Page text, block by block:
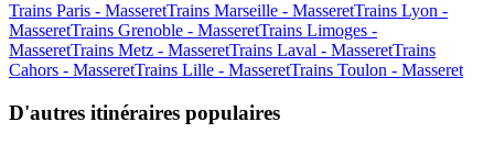
Trains Paris - MasseretTrains Marseille - MasseretTrains Lyon -
MasseretTrains Grenoble - MasseretTrains Limoges -
MasseretTrains Metz - MasseretTrains Laval - MasseretTrains
Cahors - MasseretTrains Lille - MasseretTrains Toulon - Masseret
D'autres itinéraires populaires